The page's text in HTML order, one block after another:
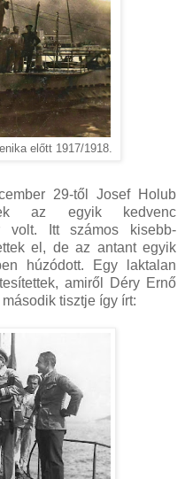
előtt 1917/1918.
29-től Josef Holub
az egyik kedvenc
volt. Itt számos kisebb-
el, de az antant egyik
húzódott. Egy laktalan
amiről Déry Ernő
tisztje így írt: